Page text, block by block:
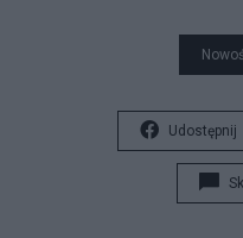
Udostępnij